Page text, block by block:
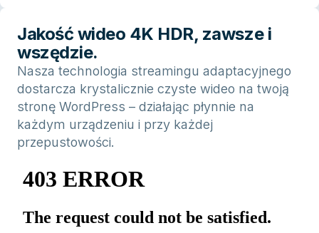
Jakość wideo 4K HDR, zawsze i
wszędzie.
Nasza technologia streamingu adaptacyjnego
dostarcza krystalicznie czyste wideo na twoją
stronę WordPress – działając płynnie na
każdym urządzeniu i przy każdej
przepustowości.